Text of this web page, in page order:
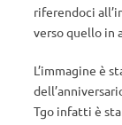
riferendoci
verso quello in
L’immagine è
Tgo infatti è